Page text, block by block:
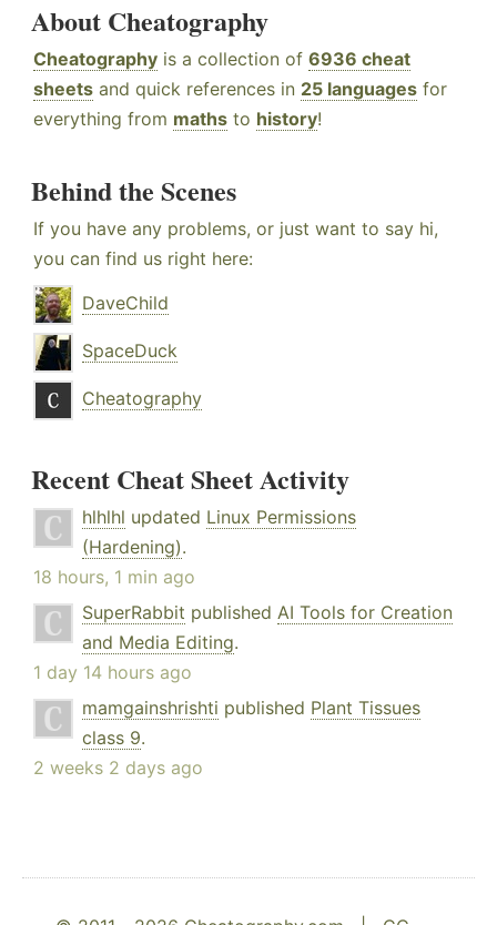
About Cheatography
Cheatography is a collection of 6936 cheat
sheets and quick references in 25 languages for
everything from maths to history!
Behind the Scenes
If you have any problems, or just want to say hi,
you can find us right here:
DaveChild
SpaceDuck
Cheatography
Recent Cheat Sheet Activity
hlhlhl updated Linux Permissions
(Hardening).
18 hours, 1 min ago
SuperRabbit published AI Tools for Creation
and Media Editing.
1 day 14 hours ago
mamgainshrishti published Plant Tissues
class 9.
2 weeks 2 days ago